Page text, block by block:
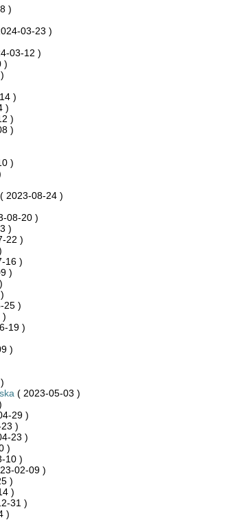
)
03-23 )
03-12 )
)
)
)
)
)
)
( 2023-08-24 )
08-20 )
)
22 )
16 )
)
25 )
)
19 )
)
( 2023-05-03 )
29 )
)
23 )
)
10 )
02-09 )
)
)
31 )
)